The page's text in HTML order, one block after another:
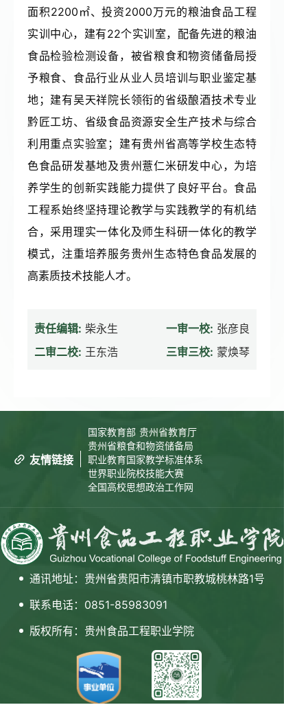
马克思主义教学部
中华文化书院
面积2200㎡、投资2000万元的粮油食品工程
实训中心，建有22个实训室，配备先进的粮油
食品检验检测设备，被省粮食和物资储备局授
予粮食、食品行业从业人员培训与职业鉴定基
地；建有吴天祥院长领衔的省级酿酒技术专业
黔匠工坊、省级食品资源安全生产技术与综合
利用重点实验室；建有贵州省高等学校生态特
色食品研发基地及贵州薏仁米研发中心，为培
养学生的创新实践能力提供了良好平台。食品
工程系始终坚持理论教学与实践教学的有机结
合，采用理实一体化及师生科研一体化的教学
模式，注重培养服务贵州生态特色食品发展的
高素质技术技能人才。
责任编辑: 柴永生 一审一校: 张彦良
二审二校: 王东浩 三审三校: 蒙焕琴
友情链接
国家教育部 贵州省教育厅
贵州省粮食和物资储备局
职业教育国家教学标准体系
世界职业院校技能大赛
全国高校思想政治工作网
通讯地址：贵州省贵阳市清镇市职教城桃林路1号
联系电话：0851-85983091
版权所有：贵州食品工程职业学院